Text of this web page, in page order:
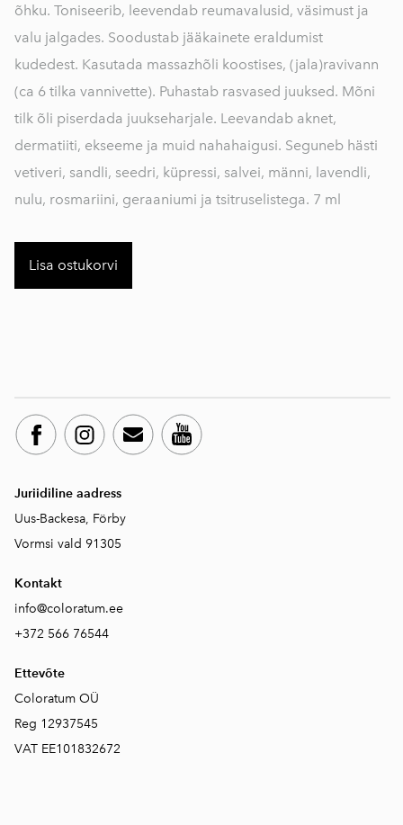
õhku. Toniseerib, leevendab reumavalusid, väsimust ja
valu jalgades. Soodustab jääkainete eraldumist
kudedest. Kasutada massazhõli koostises, (jala)ravivann
(ca 6 tilka vannivette). Puhastab rasvased juuksed. Mõni
tilk õli piserdada juukseharjale. Leevandab aknet,
dermatiiti, ekseeme ja muid nahahaigusi. Seguneb hästi
vetiveri, sandli, seedri, küpressi, salvei, männi, lavendli,
nulu, rosmariini, geraaniumi ja tsitruselistega. 7 ml
Lisa ostukorvi
Juriidiline aadress
Uus-Backesa, Förby
Vormsi vald 91305
Kontakt
info@coloratum.ee
+372 566 76544
Ettevõte
Coloratum OÜ
Reg 12937545
VAT EE101832672